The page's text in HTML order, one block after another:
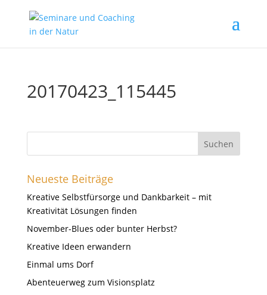
20170423_115445
Neueste Beiträge
Kreative Selbstfürsorge und Dankbarkeit – mit
Kreativität Lösungen finden
November-Blues oder bunter Herbst?
Kreative Ideen erwandern
Einmal ums Dorf
Abenteuerweg zum Visionsplatz